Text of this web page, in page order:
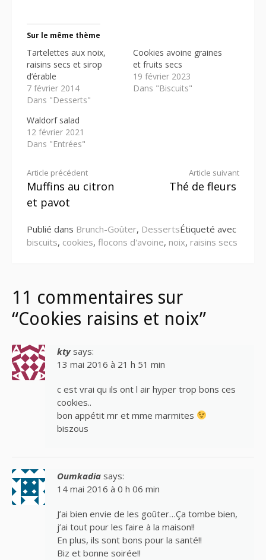
Sur le même thème
Tartelettes aux noix,
raisins secs et sirop
d’érable
7 février 2014
Dans "Desserts"
Cookies avoine graines
et fruits secs
19 février 2023
Dans "Biscuits"
Waldorf salad
12 février 2021
Dans "Entrées"
Lire
la
Article précédent
Muffins au citron
et pavot
Article suivant
Thé de fleurs
Publié dans Brunch-Goûter, DessertsÉtiqueté avec
biscuits, cookies, flocons d'avoine, noix, raisins secs
11 commentaires sur
“Cookies raisins et noix”
kty says:
13 mai 2016 à 21 h 51 min
c est vrai qu ils ont l air hyper trop bons ces
cookies..
bon appétit mr et mme marmites
biszous
Oumkadia says:
14 mai 2016 à 0 h 06 min
J’ai bien envie de les goûter…Ça tombe bien,
j’ai tout pour les faire à la maison!!
En plus, ils sont bons pour la santé!!
Biz et bonne soirée!!